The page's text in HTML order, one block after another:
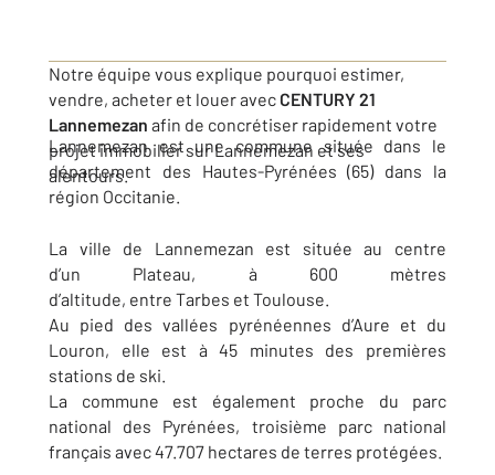
Notre équipe vous explique pourquoi estimer,
vendre, acheter et louer avecCENTURY 21
Lannemezan afin de concrétiser rapidement votre
projet immobilier sur Lannemezan et ses
alentours.
Lannemezan est une commune située dans le
département des Hautes-Pyrénées (65) dans la
région Occitanie.
La ville de Lannemezan est située au centre
d’un Plateau, à 600 mètres
d’altitude, entre Tarbes et Toulouse.
Au pied des vallées pyrénéennes d’Aure et du
Louron, elle est à 45 minutes des premières
stations de ski.
La commune est également proche du parc
national des Pyrénées, troisième parc national
français avec 47.707 hectares de terres protégées.